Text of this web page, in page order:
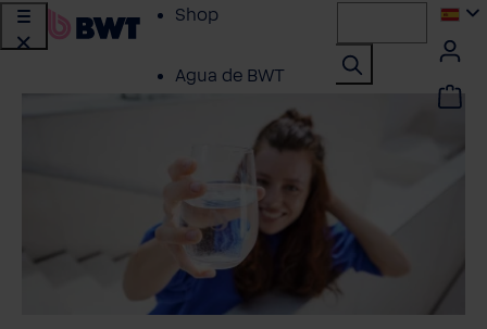
Shop
Agua de BWT
Productos para el
hogar
Profesionales
Servicio al cliente